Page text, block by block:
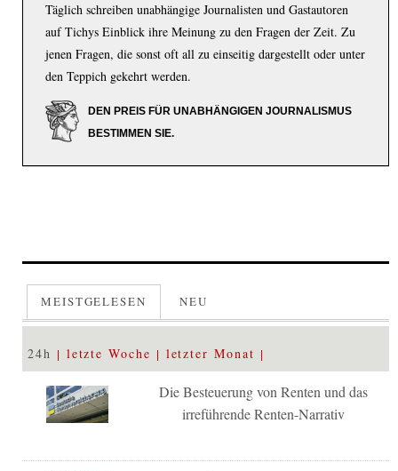
Täglich schreiben unabhängige Journalisten und Gastautoren
auf Tichys Einblick ihre Meinung zu den Fragen der Zeit. Zu
jenen Fragen, die sonst oft all zu einseitig dargestellt oder unter
den Teppich gekehrt werden.
DEN PREIS FÜR UNABHÄNGIGEN JOURNALISMUS
BESTIMMEN SIE.
MEISTGELESEN NEU
24h letzte Woche letzter Monat
Die Besteuerung von Renten und das
irreführende Renten-Narrativ